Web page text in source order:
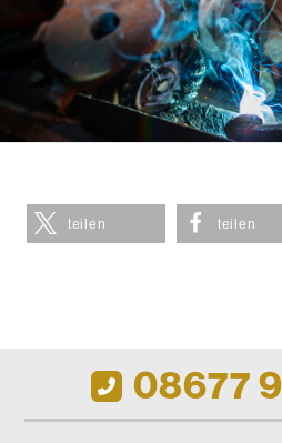
teilen teilen
08677